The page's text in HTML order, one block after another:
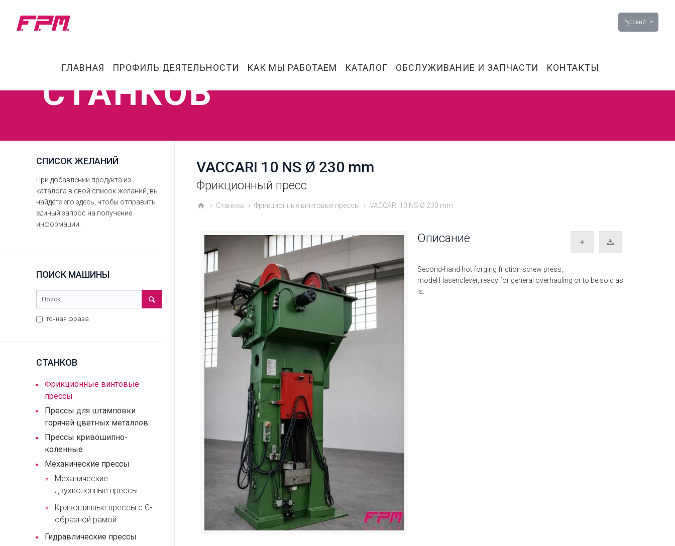
ГЛАВНАЯ ПРОФИЛЬ ДЕЯТЕЛЬНОСТИ КАК МЫ РАБОТАЕМ КАТАЛОГ ОБСЛУЖИВАНИЕ И ЗАПЧАСТИ КОНТАКТЫ
Pусский
СТАНКОВ
VACCARI 10 NS Ø 230 mm
Фрикционный пресс
Станков Фрикционные винтовые прессы VACCARI 10 NS Ø 230 mm
Описание
Second-hand hot forging friction screw press,
model Hasenclever, ready for general overhauling or to be sold as
is.
СПИСОК ЖЕЛАНИЙ
При добавлении продукта из
каталога в свой список желаний, вы
найдёте его здесь, чтобы отправить
единый запрос на получение
информации.
ПОИСК МАШИНЫ
точная фраза
СТАНКОВ
Фрикционные винтовые
прессы
Прессы для штамповки
горячей цветных металлов
Прессы кривошипно-
коленные
Механические прессы
Механические
двухколонные прессы
Кривошипные прессы с С-
образной рамой
Гидравлические прессы